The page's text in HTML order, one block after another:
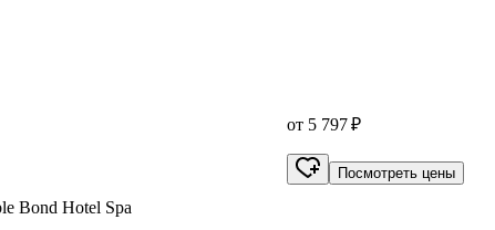
от 5 797 ₽
Посмотреть цены